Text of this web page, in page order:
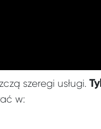
szeregi usługi.
w: